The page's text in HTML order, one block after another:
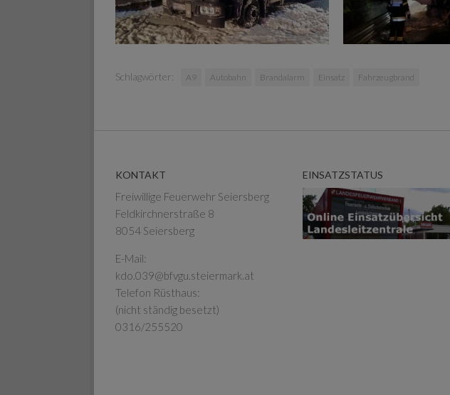
Schlagwörter: A9 Autobahn Brandalarm Einsatz Fahrzeugbrand
KONTAKT
Freiwillige Feuerwehr Seiersberg
Feldkirchnerstraße 8
8054 Seiersberg
E-Mail:
kdo.039@bfvgu.steiermark.at
Telefon Rüsthaus:
(nicht ständig besetzt)
0316/255520
EINSATZSTATUS